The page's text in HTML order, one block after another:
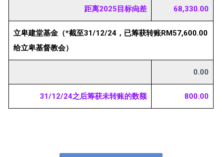
距离2025目标尙差 68,330.00
立卑建堂基金（*截至31/12/24，已筹获转账RM57,600.00
给立卑基督教会）
0.00
31/12/24之后筹获未转账的数额 800.00